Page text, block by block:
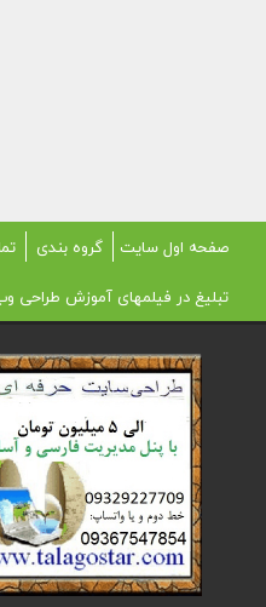
صفحه اول سایت گروه بندی
تبلیغ در فیلمهای آموزش طراحی